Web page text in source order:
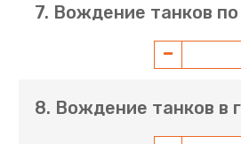
7. Вождение танков
8. Вождение танков в